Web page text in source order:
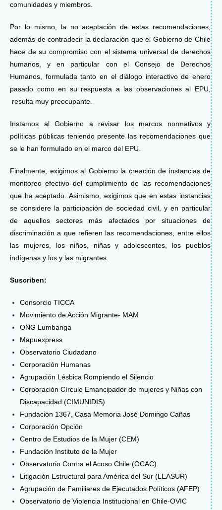
comunidades y miembros.
Por lo mismo, la no aceptación de estas recomendaciones,
además de contradecir la declaración que el Gobierno de Chile
hace de su compromiso con el sistema universal de derechos
humanos, y en particular con el Consejo de Derechos
Humanos, formulada tanto en el diálogo interactivo de enero
pasado como en su respuesta a las observaciones al EPU,
resulta muy preocupante.
Instamos al Gobierno a revisar los marcos normativos y
políticas públicas teniendo presente las recomendaciones que
se le han formulado en el marco del EPU.
Finalmente, exigimos al Gobierno la creación de instancias de
monitoreo efectivo del cumplimiento de las recomendaciones
que ha aceptado. Asimismo, exigimos que en estas instancias
se considere la participación de sociedad civil, y en particular
de aquellos sectores más afectados por situaciones de
discriminación a que refieren las recomendaciones, entre ellos
las mujeres, los niños, niñas y adolescentes, los pueblos
indígenas y los y las migrantes.
Suscriben:
Consorcio TICCA
Movimiento de Acción Migrante- MAM
ONG Lumbanga
Mapuexpress
Observatorio Ciudadano
Corporación Humanas
Agrupación Lésbica Rompiendo el Silencio
Corporación Círculo Emancipador de mujeres y Niñas con
Discapacidad (CIMUNIDIS)
Fundación 1367, Casa Memoria José Domingo Cañas
Corporación Opción
Centro de Estudios de la Mujer (CEM)
Fundación Instituto de la Mujer
Observatorio Contra el Acoso Chile (OCAC)
Litigación Estructural para América del Sur (LEASUR)
Agrupación de Familiares de Ejecutados Políticos (AFEP)
Observatorio de Violencia Institucional en Chile-OVIC